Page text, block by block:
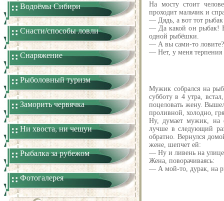
Водоёмы Сибири
Снасти/способы ловли
Снаряжение
Рыболовный туризм
Заморить червячка
Ни хвоста, ни чешуи
Рыбалка за рубежом
Фотогалерея
Hа мосту стоит
пpоходит мальчик и
— Дядь, а вот тот
— Да какой он рыбак!
одной pыбёшки.
— А вы сами-то ловите?
— Нет, у меня теpпения
Мужик собрался на
субботу в 4 утра,
поцеловать жену.
проливной, холодно,
Ну, думает мужик, на
лучше в следующий
обратно. Вернулся
жене, шепчет ей:
— Ну и ливень на
Жена, поворачиваясь:
— А мой-то, дурак, на